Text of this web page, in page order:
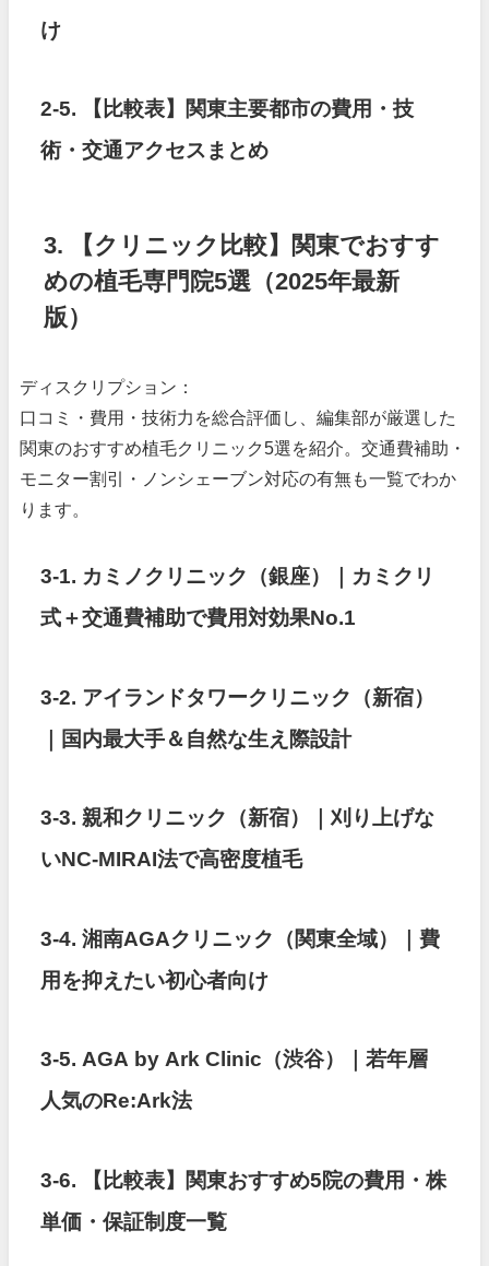
け
2-5. 【比較表】関東主要都市の費用・技
術・交通アクセスまとめ
3. 【クリニック比較】関東でおすす
めの植毛専門院5選（2025年最新
版）
ディスクリプション：
口コミ・費用・技術力を総合評価し、編集部が厳選した
関東のおすすめ植毛クリニック5選を紹介。交通費補助・
モニター割引・ノンシェーブン対応の有無も一覧でわか
ります。
3-1. カミノクリニック（銀座）｜カミクリ
式＋交通費補助で費用対効果No.1
3-2. アイランドタワークリニック（新宿）
｜国内最大手＆自然な生え際設計
3-3. 親和クリニック（新宿）｜刈り上げな
いNC-MIRAI法で高密度植毛
3-4. 湘南AGAクリニック（関東全域）｜費
用を抑えたい初心者向け
3-5. AGA by Ark Clinic（渋谷）｜若年層
人気のRe:Ark法
3-6. 【比較表】関東おすすめ5院の費用・株
単価・保証制度一覧